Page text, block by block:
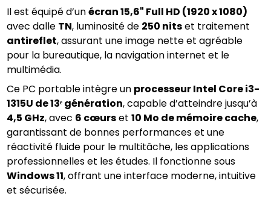
Il est équipé d’un écran 15,6" Full HD (1920 x 1080)
avec dalle TN, luminosité de 250 nits
antireflet, assurant une image nette et agréable
pour la bureautique, la navigation internet et le
multimédia.
Ce PC portable intègre un processeur Intel Core i3-
1315U de 13ᵉ génération
4,5 GHz, avec 6 cœurs et 10 Mo de mémoire cache,
garantissant de bonnes performances et une
réactivité fluide pour le multitâche, les applications
Windows 11, offrant une interface moderne, intuitive
et sécurisée.